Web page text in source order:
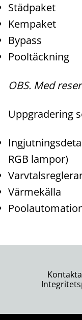
Städpaket
Kempaket
Bypass
Pooltäckning
OBS. Med
Uppgradering
RGB lampor)
Värmekälla